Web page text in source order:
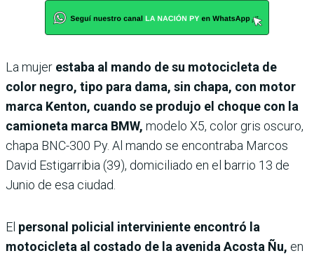
La mujer estaba al mando de su motocicleta de
color negro, tipo para dama, sin chapa, con motor
marca Kenton, cuando se produjo el choque con la
camioneta marca BMW, modelo X5, color gris oscuro,
chapa BNC-300 Py. Al mando se encontraba Marcos
David Estigarribia (39), domiciliado en el barrio 13 de
Junio de esa ciudad.
El personal policial interviniente encontró la
motocicleta al costado de la avenida Acosta Ñu, en